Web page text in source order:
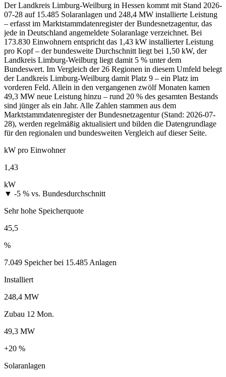
Der Landkreis Limburg-Weilburg in Hessen kommt mit Stand 2026-
07-28 auf 15.485 Solaranlagen und 248,4 MW installierte Leistung
– erfasst im Marktstammdatenregister der Bundesnetzagentur, das
jede in Deutschland angemeldete Solaranlage verzeichnet. Bei
173.830 Einwohnern entspricht das 1,43 kW installierter Leistung
pro Kopf – der bundesweite Durchschnitt liegt bei 1,50 kW, der
Landkreis Limburg-Weilburg liegt damit 5 % unter dem
Bundeswert. Im Vergleich der 26 Regionen in diesem Umfeld belegt
der Landkreis Limburg-Weilburg damit Platz 9 – ein Platz im
vorderen Feld. Allein in den vergangenen zwölf Monaten kamen
49,3 MW neue Leistung hinzu – rund 20 % des gesamten Bestands
sind jünger als ein Jahr. Alle Zahlen stammen aus dem
Marktstammdatenregister der Bundesnetzagentur (Stand: 2026-07-
28), werden regelmäßig aktualisiert und bilden die Datengrundlage
für den regionalen und bundesweiten Vergleich auf dieser Seite.
kW pro Einwohner
1,43
kW
▼ -5 % vs. Bundesdurchschnitt
Sehr hohe Speicherquote
45,5
%
7.049 Speicher bei 15.485 Anlagen
Installiert
248,4 MW
Zubau 12 Mon.
49,3 MW
+20 %
Solaranlagen